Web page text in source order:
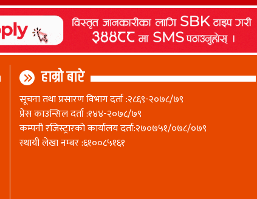
हाम्रो बारे
सूचना तथा प्रसारण विभाग दर्ता :२८६९-२०७८/७९
प्रेस काउन्सिल दर्ता :१४४-२०७८/७९
कम्पनी रजिस्ट्रारकाे कार्यालय दर्ता:२७०७५१/०७८/०७९
स्थायी लेखा नम्बर :६१००८५१६१